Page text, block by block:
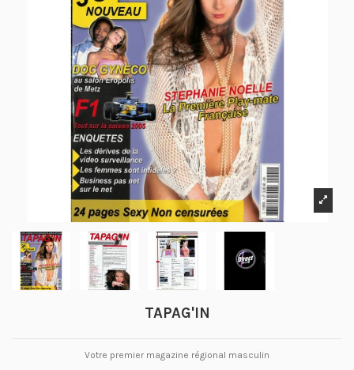
TAPAG'IN
Votre premier magazine régional masculin